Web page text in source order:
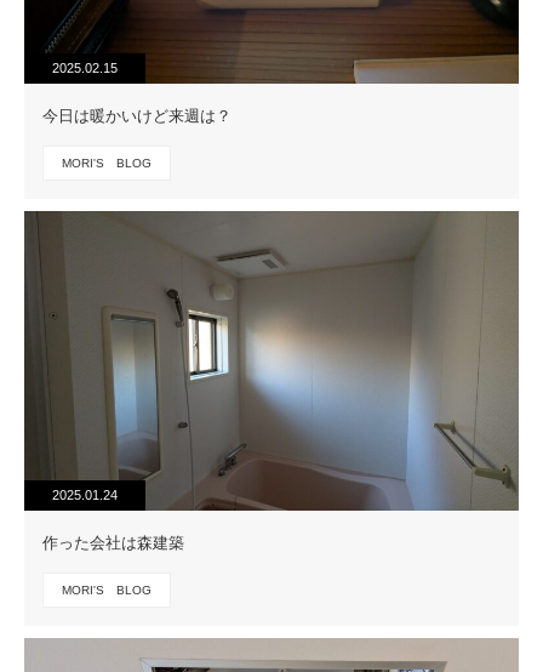
2025.02.15
今日は暖かいけど来週は？
MORI'S BLOG
2025.01.24
作った会社は森建築
MORI'S BLOG